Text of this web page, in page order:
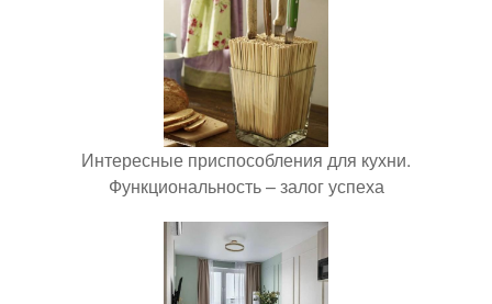
Интересные приспособления для кухни.
Функциональность – залог успеха